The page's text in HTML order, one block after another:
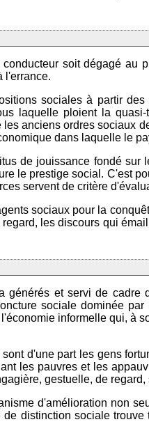
soit dégagé au
l'errance.
sociales à partir
laquelle ploient la
anciens ordres sociaux
dans laquelle le
de jouissance fondé sur
le prestige social. C'est
servent de critère
sociaux pour la
les discours qui
générés et servi de cadre
sociale dominée
informelle qui, à
d'une part les gens
les pauvres et les
gestuelle, de regard,
d'amélioration non
distinction sociale